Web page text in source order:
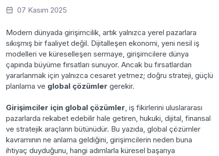
07 Kasım 2025
Modern dünyada girişimcilik, artık yalnızca yerel pazarlara
sıkışmış bir faaliyet değil. Dijitalleşen ekonomi, yeni nesil iş
modelleri ve küreselleşen sermaye, girişimcilere dünya
çapında büyüme fırsatları sunuyor. Ancak bu fırsatlardan
yararlanmak için yalnızca cesaret yetmez; doğru strateji, güçlü
planlama ve global çözümler gerekir.
Girişimciler için global çözümler, iş fikirlerini uluslararası
pazarlarda rekabet edebilir hale getiren, hukuki, dijital, finansal
ve stratejik araçların bütünüdür. Bu yazıda, global çözümler
kavramının ne anlama geldiğini, girişimcilerin neden buna
ihtiyaç duyduğunu, hangi adımlarla küresel başarıya